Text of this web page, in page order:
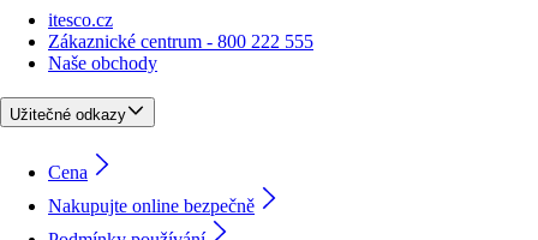
itesco.cz
Zákaznické centrum - 800 222 555
Naše obchody
Užitečné odkazy
Cena
Nakupujte online bezpečně